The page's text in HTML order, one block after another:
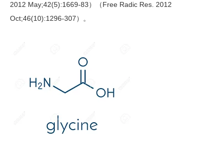
2012 May;42(5):1669-83）（Free Radic Res. 2012
Oct;46(10):1296-307）。